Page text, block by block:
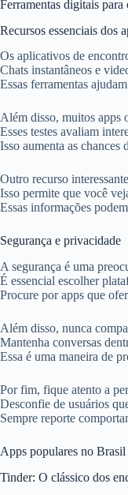
Ferramentas digitais para
Recursos essenciais dos
Os aplicativos de
Chats instantâneos e
Essas ferramentas
Além disso, muitos apps
Esses testes avaliam
Isso aumenta as chances
Outro recurso
Isso permite que você
Essas informações
Segurança e privacidade
A segurança é uma
É essencial escolher
Procure por apps que
Além disso, nunca
Mantenha conversas
Essa é uma maneira de
Por fim, fique atento a
Desconfie de usuários
Sempre reporte
Apps populares no Brasil
Tinder: O clássico dos